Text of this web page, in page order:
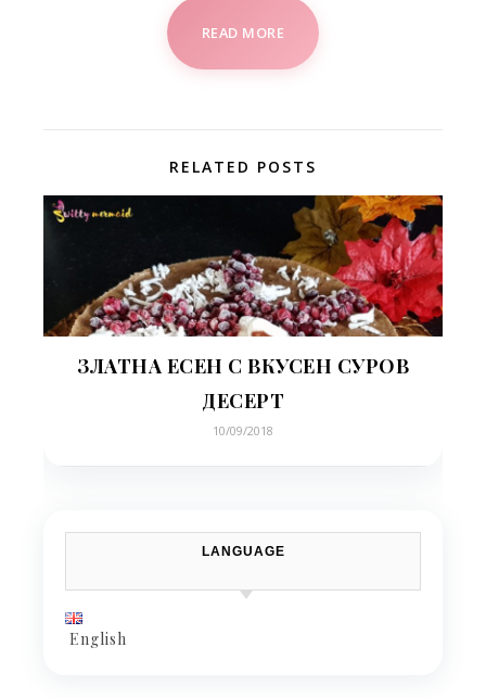
READ MORE
RELATED POSTS
ЗЛАТНА ЕСЕН С ВКУСЕН СУРОВ
ДЕСЕРТ
10/09/2018
LANGUAGE
English